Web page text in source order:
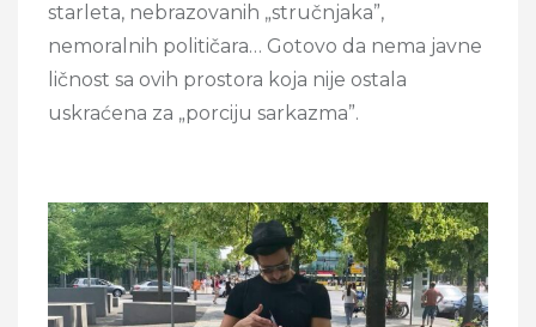
starleta, nebrazovanih „stručnjaka”,
nemoralnih političara… Gotovo da nema javne
ličnost sa ovih prostora koja nije ostala
uskraćena za „porciju sarkazma”.